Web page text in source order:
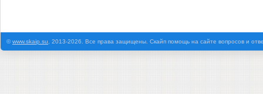
©www.skaip.su , 2013-2026. Все права защищены. Скайп помощь на сайте вопросов и